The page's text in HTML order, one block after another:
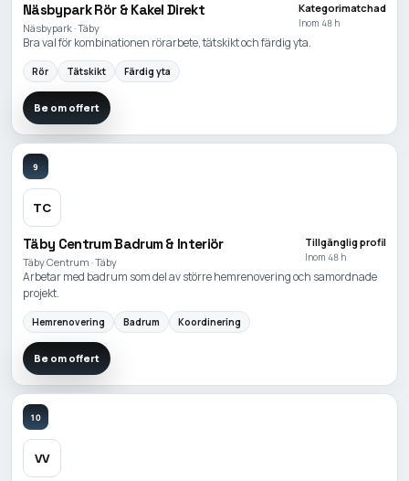
Näsbypark Rör & Kakel Direkt
Näsbypark · Täby
Kategorimatchad
Inom 48 h
Bra val för kombinationen rörarbete, tätskikt och färdig yta.
Rör Tätskikt Färdig yta
Be om offert
9
TC
Täby Centrum Badrum & Interiör
Täby Centrum · Täby
Tillgänglig profil
Inom 48 h
Arbetar med badrum som del av större hemrenovering och samordnade
projekt.
Hemrenovering Badrum Koordinering
Be om offert
10
VV